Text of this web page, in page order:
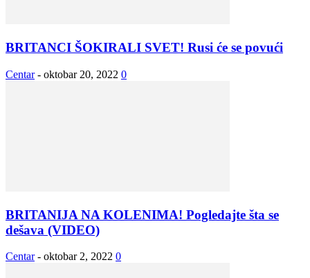
BRITANCI ŠOKIRALI SVET! Rusi će se povući
Centar - oktobar 20, 2022 0
BRITANIJA NA KOLENIMA! Pogledajte šta se
dešava (VIDEO)
Centar - oktobar 2, 2022 0